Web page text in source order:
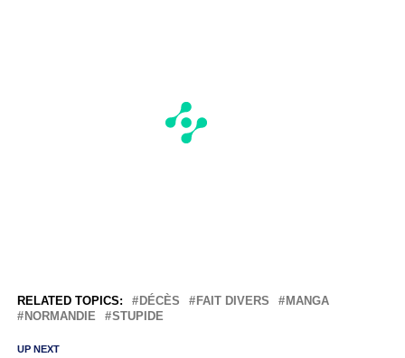
RELATED TOPICS: DÉCÈS FAIT DIVERS
MANGA
NORMANDIE
STUPIDE
UP NEXT